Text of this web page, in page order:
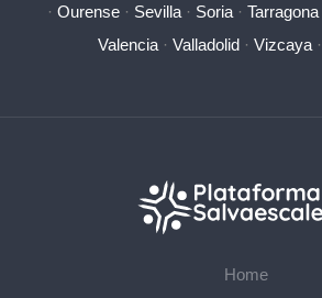
· Ourense· Sevilla· Soria· Tarragona
Valencia · Valladolid · Vizcaya ·
Home